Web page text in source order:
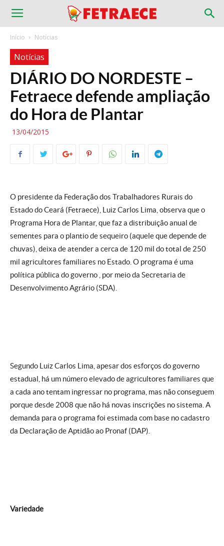
Início Notícias
Notícias
DIÁRIO DO NORDESTE –
Fetraece defende ampliação
do Hora de Plantar
13/04/2015
O presidente da Federação dos Trabalhadores Rurais do
Estado do Ceará (Fetraece), Luiz Carlos Lima, observa que o
Programa Hora de Plantar, que faz a distribuição anual de
sementes para o plantio de sequeiro (aquele que depende de
chuvas), deixa de atender a cerca de 120 mil do total de 250
mil agricultores familiares no Estado. O programa é uma
política pública do governo , por meio da Secretaria de
Desenvolvimento Agrário (SDA).
Segundo Luiz Carlos Lima, apesar dos esforços do governo
estadual, há um número elevado de agricultores familiares que
a cada ano tentam ingressar no programa, mas não conseguem
porque desde 2008 que não há novas inscrições no sistema. A
demanda para o programa foi estimada com base no cadastro
da Declaração de Aptidão ao Pronaf (DAP).
Variedade